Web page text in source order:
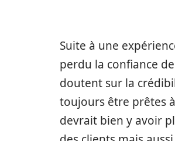
Suite à une
perdu la confiance
doutent sur la
toujours être prêtes
devrait bien y avoir